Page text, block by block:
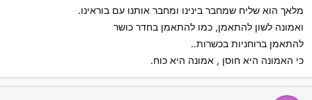
מלאך הוא שליח שמחבר בינינו ומחבר אותנו עם בוראינו.
ואמונה לשון להתאמן, כמו להתאמן בחדר כושר
להתאמן ברוחניות בכשרות..
כי האמונה היא חוסן , אמונה היא כוח.